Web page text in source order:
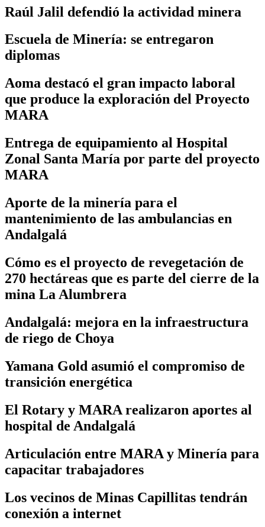
Raúl Jalil defendió la actividad minera
Escuela de Minería: se entregaron
diplomas
Aoma destacó el gran impacto laboral
que produce la exploración del Proyecto
MARA
Entrega de equipamiento al Hospital
Zonal Santa María por parte del proyecto
MARA
Aporte de la minería para el
mantenimiento de las ambulancias en
Andalgalá
Cómo es el proyecto de revegetación de
270 hectáreas que es parte del cierre de la
mina La Alumbrera
Andalgalá: mejora en la infraestructura
de riego de Choya
Yamana Gold asumió el compromiso de
transición energética
El Rotary y MARA realizaron aportes al
hospital de Andalgalá
Articulación entre MARA y Minería para
capacitar trabajadores
Los vecinos de Minas Capillitas tendrán
conexión a internet